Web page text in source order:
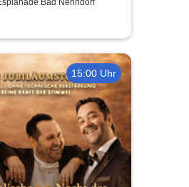
Bad Nenndorf
15:00 Uhr